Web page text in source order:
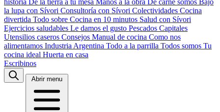
historia De la tierra a tu mesa Manos a la obra De carne somos Bajo
la lupa con Sívori Consultoría con Sívori Colectividades Cocina
divertida Todo sobre Cocina en 10 minutos Salud con Sívori
Ejercicios saludables Le damos el gusto Pescados Capitales
Utensilios caseros Consejos Manual de cocina Como nos
alimentamos Industria Argentina Todo a la parrilla Todos somos Tu
cocina ideal Huerta en casa
Escribinos
Abrir menu